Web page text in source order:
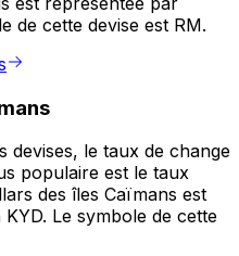
de cette devise est RM.
devises, le taux de change
populaire est le taux
des îles Caïmans est
Le symbole de cette